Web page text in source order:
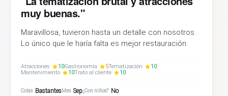
muy buenas."
Maravillosa, tuvieron hasta un detalle con nosotros.
Lo único que le haría falta es mejor restauración.
Atracciones 10Gastronomía 5Tematización
10
Mantenimiento
10Trato al cliente 10
Colas BastantesMes Sep¿Con niños? No